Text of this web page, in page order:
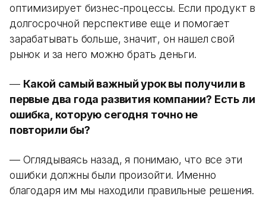
оптимизирует бизнес-процессы. Если продукт в
долгосрочной перспективе еще и помогает
зарабатывать больше, значит, он нашел свой
рынок и за него можно брать деньги.
— Какой самый важный урок вы получили в
первые два года развития компании? Есть ли
ошибка, которую сегодня точно не
повторили бы?
— Оглядываясь назад, я понимаю, что все эти
ошибки должны были произойти. Именно
благодаря им мы находили правильные решения.